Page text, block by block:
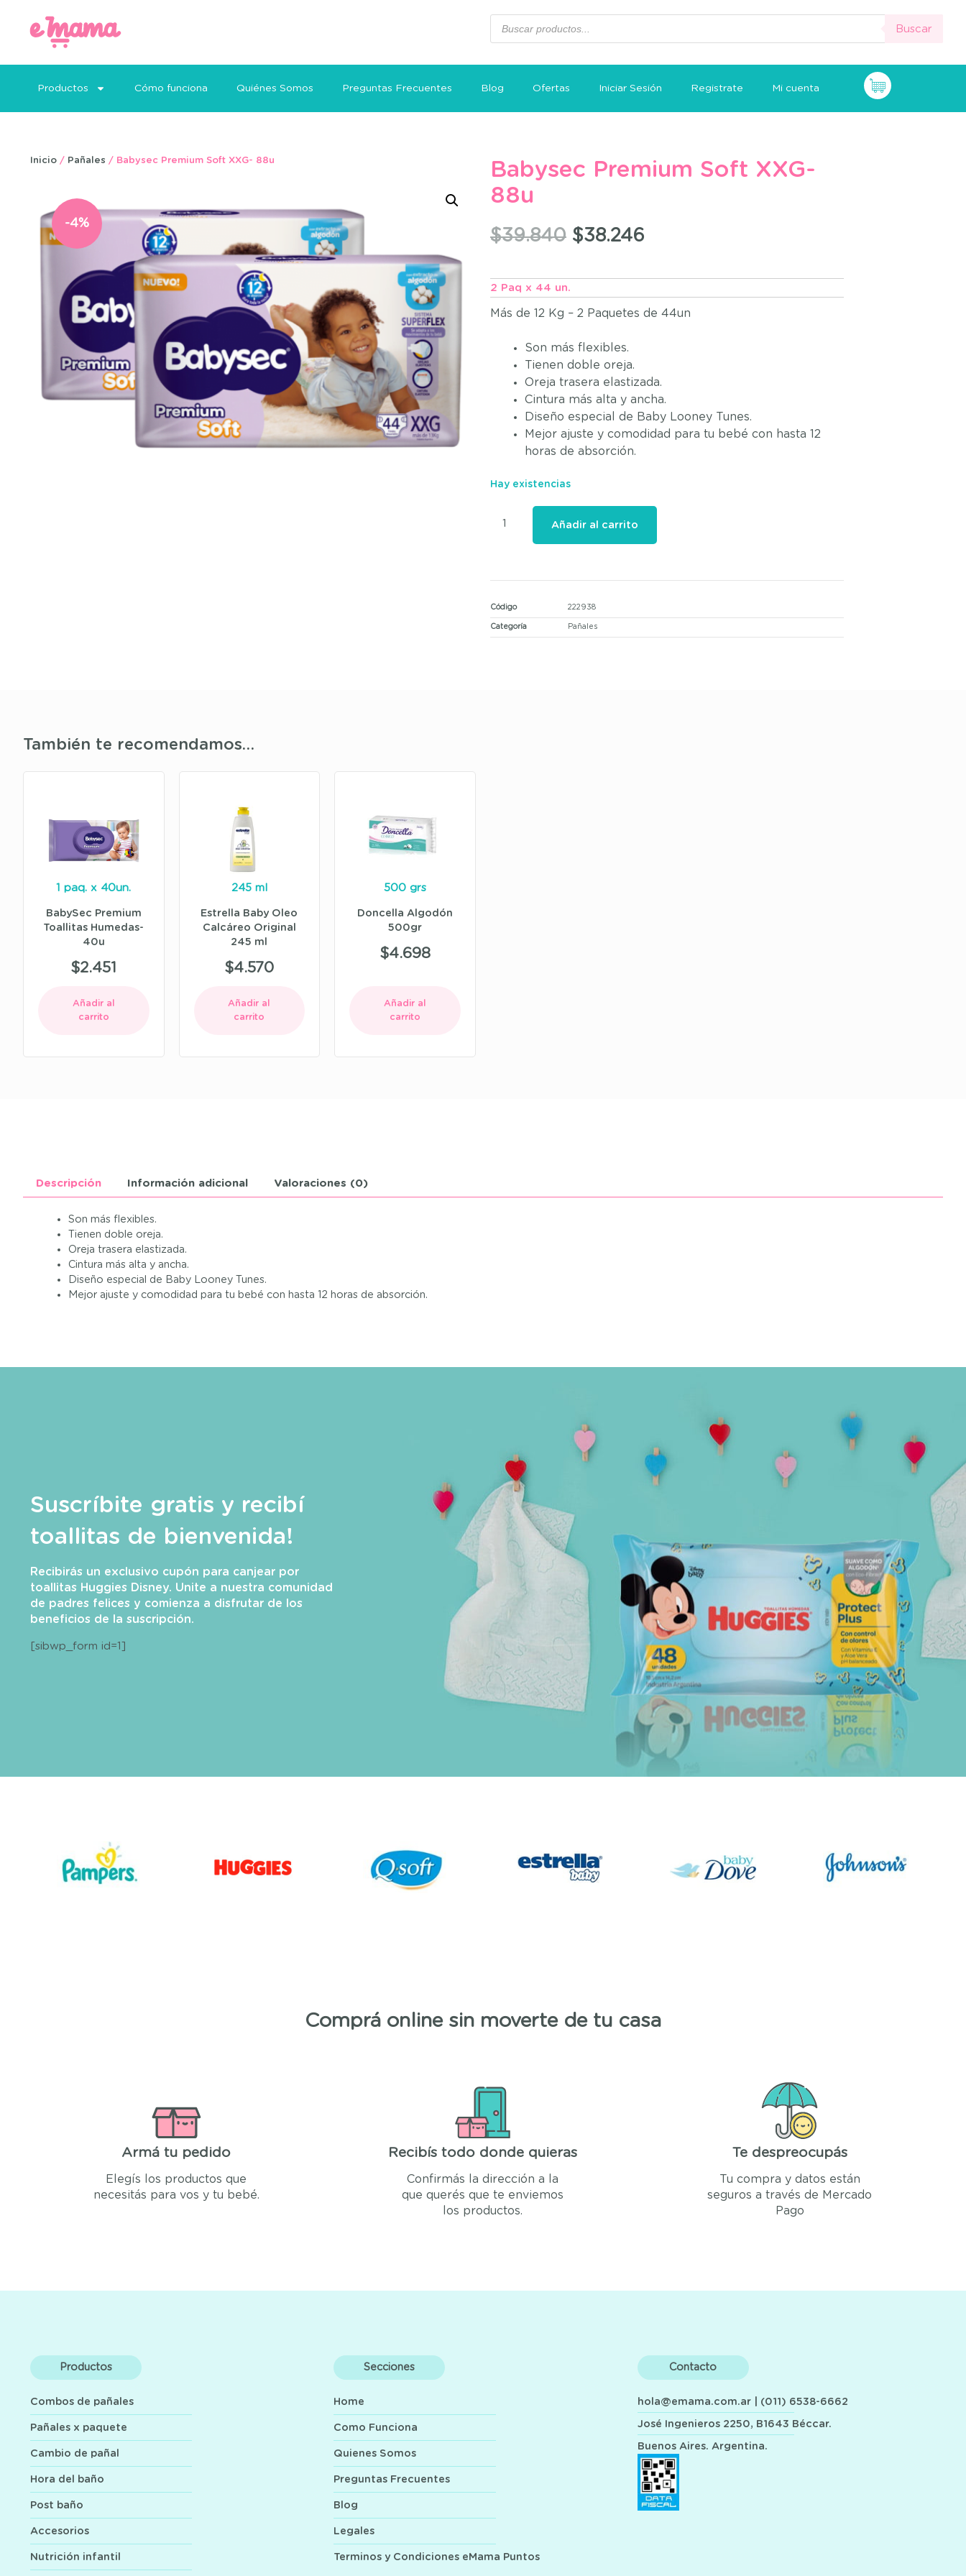
Buscar
Productos Cómo funciona Quiénes Somos Preguntas Frecuentes Blog Ofertas Iniciar Sesión Registrate Mi cuenta
Inicio / Pañales / Babysec Premium Soft XXG- 88u
-4%
Babysec Premium Soft XXG-
88u
$39.840 $38.246
2 Paq x 44 un.
Más de 12 Kg – 2 Paquetes de 44un
Son más flexibles.
Tienen doble oreja.
Oreja trasera elastizada.
Cintura más alta y ancha.
Diseño especial de Baby Looney Tunes.
Mejor ajuste y comodidad para tu bebé con hasta 12
horas de absorción.
Hay existencias
Añadir al carrito
Código 222938
Categoría Pañales
También te recomendamos…
1 paq. x 40un.
BabySec Premium
Toallitas Humedas-
40u
$2.451
Añadir al
carrito
245 ml
Estrella Baby Oleo
Calcáreo Original
245 ml
$4.570
Añadir al
carrito
500 grs
Doncella Algodón
500gr
$4.698
Añadir al
carrito
Descripción Información adicional Valoraciones (0)
Son más flexibles.
Tienen doble oreja.
Oreja trasera elastizada.
Cintura más alta y ancha.
Diseño especial de Baby Looney Tunes.
Mejor ajuste y comodidad para tu bebé con hasta 12 horas de absorción.
Suscríbite gratis y recibí
toallitas de bienvenida!
Recibirás un exclusivo cupón para canjear por
toallitas Huggies Disney. Unite a nuestra comunidad
de padres felices y comienza a disfrutar de los
beneficios de la suscripción.
[sibwp_form id=1]
Comprá online sin moverte de tu casa
Armá tu pedido
Elegís los productos que
necesitás para vos y tu bebé.
Recibís todo donde quieras
Confirmás la dirección a la
que querés que te enviemos
los productos.
Te despreocupás
Tu compra y datos están
seguros a través de Mercado
Pago
Productos
Combos de pañales
Pañales x paquete
Cambio de pañal
Hora del baño
Post baño
Accesorios
Nutrición infantil
Secciones
Home
Como Funciona
Quienes Somos
Preguntas Frecuentes
Blog
Legales
Terminos y Condiciones eMama Puntos
Contacto
hola@emama.com.ar| (011) 6538-6662
José Ingenieros 2250, B1643 Béccar.
Buenos Aires. Argentina.